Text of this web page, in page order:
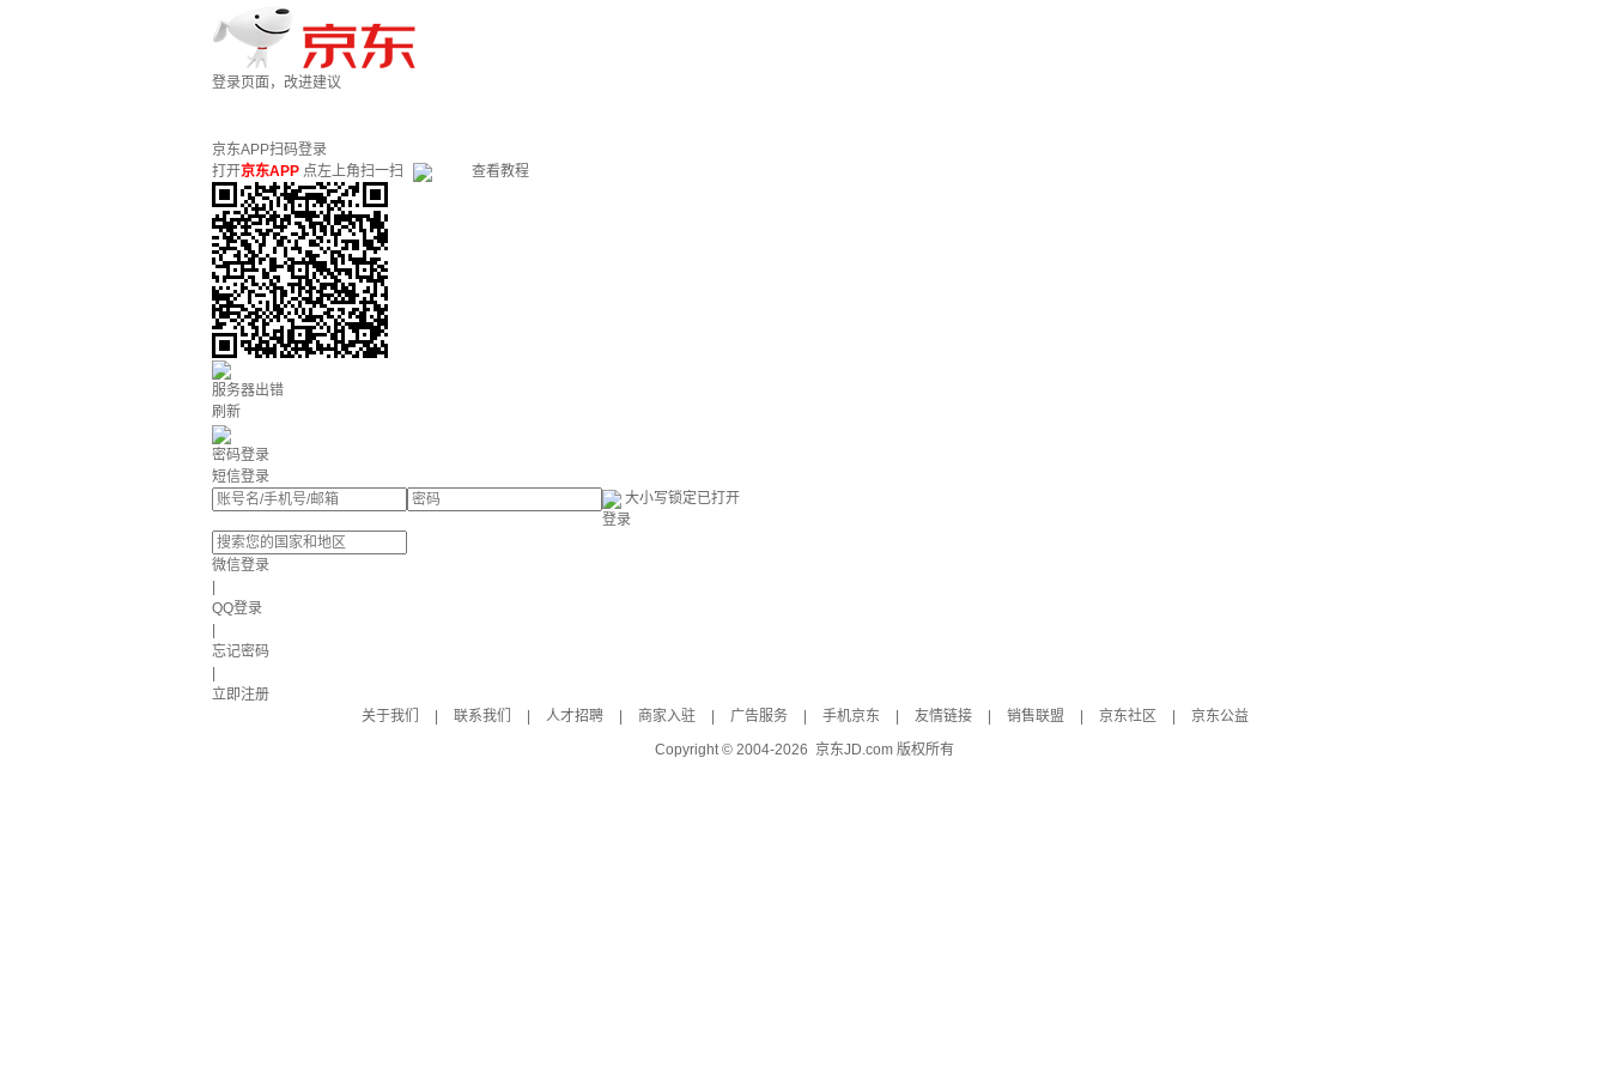
登录页面，改进建议
京东APP扫码登录
打开京东APP 点左上角扫一扫 查看教程
服务器出错
刷新
密码登录
短信登录
大小写锁定已打开
登录
微信登录
QQ登录
忘记密码
立即注册
关于我们
联系我们 人才招聘 商家入驻 广告服务 手机京东 友情链接 销售联盟 京东社区
京东公益
Copyright © 2004-2026 京东JD.com 版权所有